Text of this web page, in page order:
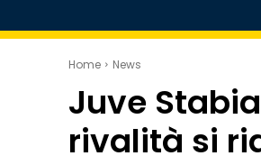
Home News
Juve
rivalità si